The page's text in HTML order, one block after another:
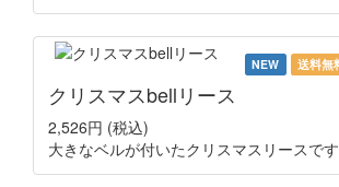
NEW 送料無
クリスマスbellリース
2,526円 (税込)
大きなベルが付いたクリスマスリースです